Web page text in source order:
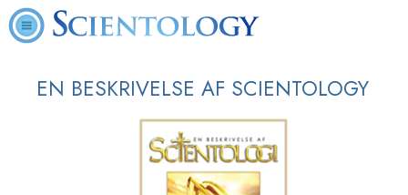
EN BESKRIVELSE AF SCIENTOLOGY